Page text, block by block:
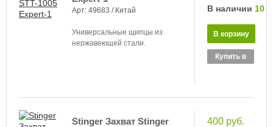
Арт: 49683 / Китай
Универсальные щипцы из
нержавеющей стали.
В наличии 10
Купить в
Stinger Захват Stinger
400 руб.